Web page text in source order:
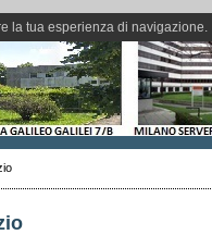
la tua esperienza di navigazione.